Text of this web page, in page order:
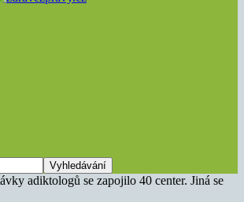
adiktologů se zapojilo 40 center. Jiná se